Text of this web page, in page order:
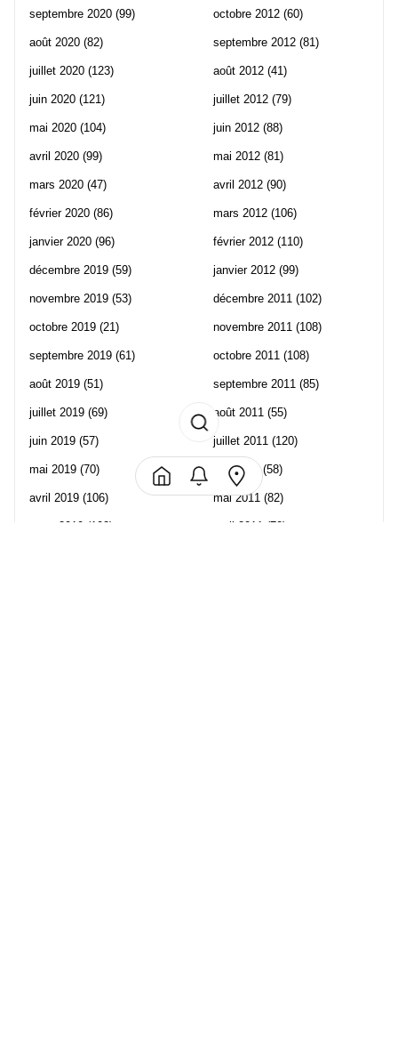
septembre 2020 (99)
août 2020 (82)
juillet 2020 (123)
juin 2020 (121)
mai 2020 (104)
avril 2020 (99)
mars 2020 (47)
février 2020 (86)
janvier 2020 (96)
décembre 2019 (59)
novembre 2019 (53)
octobre 2019 (21)
septembre 2019 (61)
août 2019 (51)
juillet 2019 (69)
juin 2019 (57)
mai 2019 (70)
avril 2019 (106)
mars 2019 (102)
octobre 2012 (60)
septembre 2012 (81)
août 2012 (41)
juillet 2012 (79)
juin 2012 (88)
mai 2012 (81)
avril 2012 (90)
mars 2012 (106)
février 2012 (110)
janvier 2012 (99)
décembre 2011 (102)
novembre 2011 (108)
octobre 2011 (108)
septembre 2011 (85)
août 2011 (55)
juillet 2011 (120)
juin 2011(58)
mai 2011 (82)
avril 2011 (70)